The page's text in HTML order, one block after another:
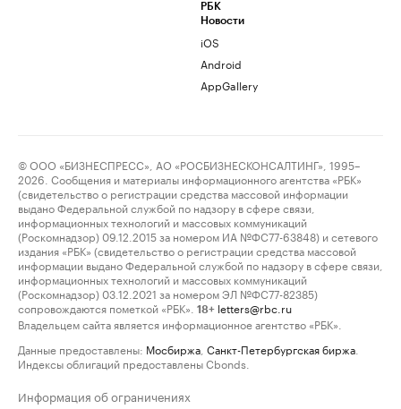
РБК
Новости
iOS
Android
AppGallery
© ООО «БИЗНЕСПРЕСС», АО «РОСБИЗНЕСКОНСАЛТИНГ», 1995–
2026. Сообщения и материалы информационного агентства «РБК»
(свидетельство о регистрации средства массовой информации
выдано Федеральной службой по надзору в сфере связи,
информационных технологий и массовых коммуникаций
(Роскомнадзор) 09.12.2015 за номером ИА №ФС77-63848) и сетевого
издания «РБК» (свидетельство о регистрации средства массовой
информации выдано Федеральной службой по надзору в сфере связи,
информационных технологий и массовых коммуникаций
(Роскомнадзор) 03.12.2021 за номером ЭЛ №ФС77-82385)
сопровождаются пометкой «РБК».
18+ letters@rbc.ru
Владельцем сайта является информационное агентство «РБК».
Данные предоставлены: Мосбиржа Санкт-Петербургская биржа
Индексы облигаций предоставлены Cbonds.
Информация об ограничениях